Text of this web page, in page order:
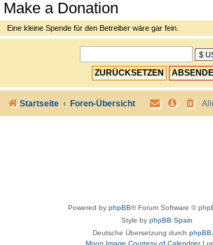
Make a Donation
Eine kleine Spende für den Betreiber wäre gar fein.
Startseite Foren-Übersicht
Powered by phpBB® Forum Software ©
Style by phpBB Spain
Deutsche Übersetzung durch